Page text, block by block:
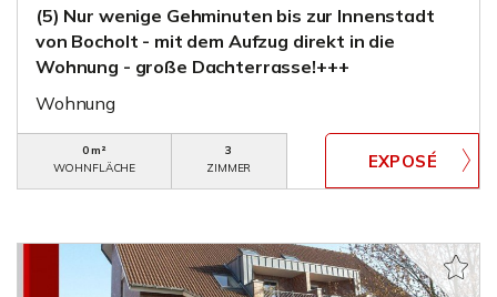
(5) Nur wenige Gehminuten bis zur Innenstadt
von Bocholt - mit dem Aufzug direkt in die
Wohnung - große Dachterrasse!+++
Wohnung
0 m²
WOHNFLÄCHE
3
ZIMMER